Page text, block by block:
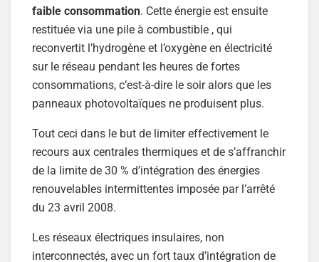
faible consommation. Cette énergie est ensuite
restituée via une pile à combustible , qui
reconvertit l’hydrogène et l’oxygène en électricité
sur le réseau pendant les heures de fortes
consommations, c’est-à-dire le soir alors que les
panneaux photovoltaïques ne produisent plus.
Tout ceci dans le but de limiter effectivement le
recours aux centrales thermiques et de s’affranchir
de la limite de 30 % d’intégration des énergies
renouvelables intermittentes imposée par l’arrêté
du 23 avril 2008.
Les réseaux électriques insulaires, non
interconnectés, avec un fort taux d’intégration de